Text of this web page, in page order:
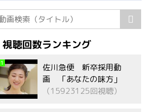
視聴回数ランキング
1
佐川急便 新卒採用動
画 「あなたの味方」
（15923125回視聴）